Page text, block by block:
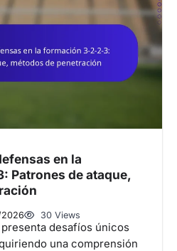
en la
Patrones de ataque,
30 Views
desafíos únicos
una comprensión